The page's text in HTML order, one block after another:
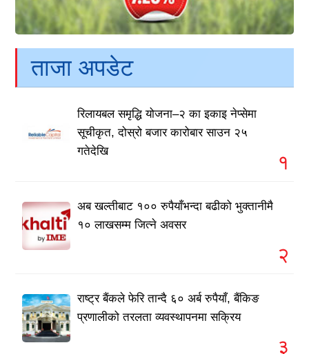
ताजा अपडेट
रिलायबल समृद्धि योजना–२ का इकाइ नेप्सेमा
सूचीकृत, दोस्रो बजार कारोबार साउन २५
गतेदेखि
१
अब खल्तीबाट १०० रुपैयाँभन्दा बढीको भुक्तानीमै
१० लाखसम्म जित्ने अवसर
२
राष्ट्र बैंकले फेरि तान्दै ६० अर्ब रुपैयाँ, बैंकिङ
प्रणालीको तरलता व्यवस्थापनमा सक्रिय
३